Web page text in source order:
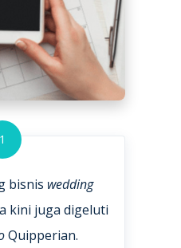
1
bisnis wedding
kini juga digeluti
Quipperian.